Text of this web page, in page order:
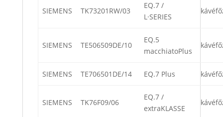
SIEMENS TK73201RW/03
EQ.7 /
L·SERIES
SIEMENS TE506509DE/10
EQ.5
macchiatoPlus
SIEMENS TE706501DE/14 EQ.7 Plus
SIEMENS TK76F09/06
EQ.7 /
extraKLASSE